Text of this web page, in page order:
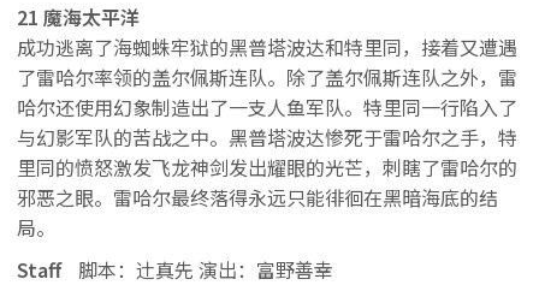
21 魔海太平洋
成功逃离了海蜘蛛牢狱的黑普塔波达和特里同，接着又遭遇
了雷哈尔率领的盖尔佩斯连队。除了盖尔佩斯连队之外，雷
哈尔还使用幻象制造出了一支人鱼军队。特里同一行陷入了
与幻影军队的苦战之中。黑普塔波达惨死于雷哈尔之手，特
里同的愤怒激发飞龙神剑发出耀眼的光芒，刺瞎了雷哈尔的
邪恶之眼。雷哈尔最终落得永远只能徘徊在黑暗海底的结
局。
Staff
脚本：辻真先 演出：富野善幸